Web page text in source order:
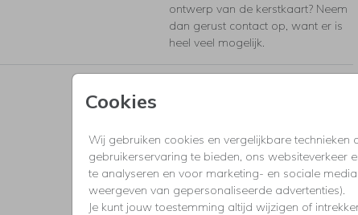
Cookies
Wij gebruiken cookies en vergelijkbare technieken
gebruikerservaring te bieden, ons websiteverkeer
te analyseren en voor marketing- en sociale
weergeven van gepersonaliseerde advertenties).
Je kunt jouw toestemming altijd wijzigen of
ontwerp van de kerstkaart? Neem
dan gerust contact op, want er is
heel veel mogelijk.